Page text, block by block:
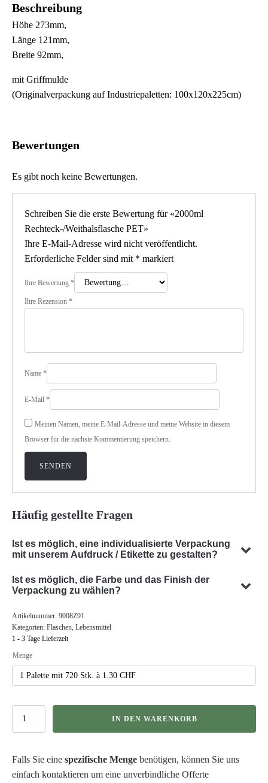
Beschreibung
Höhe 273mm,
Länge 121mm,
Breite 92mm,
mit Griffmulde
(Originalverpackung auf Industriepaletten: 100x120x225cm)
Bewertungen
Es gibt noch keine Bewertungen.
Schreiben Sie die erste Bewertung für «2000ml
Rechteck-/Weithalsflasche PET»
Ihre E-Mail-Adresse wird nicht veröffentlicht.
Erforderliche Felder sind mit * markiert
Ihre Bewertung *
Ihre Rezension *
Name *
E-Mail *
Meinen Namen, meine E-Mail-Adresse und meine Website in diesem
Browser für die nächste Kommentierung speichern.
Häufig gestellte Fragen
Ist es möglich, eine individualisierte Verpackung
mit unserem Aufdruck / Etikette zu gestalten?
Sujet gestalten. Unser Team ist darauf spezialisiert,
Ihren spezifischen Anforderungen entsprechen.
Ist es möglich, die Farbe und das Finish der
Verpackung zu wählen?
ist in vielen Fällen möglich. Unser Team beratet Sie gerne um
die optimale Farbe und Oberfläche für ihre
Produktverpackung zu finden.
Artikelnummer: 9008Z91
Kategorien: Flaschen, Lebensmittel
1 - 3 Tage Lieferzeit
Menge
2000ml
IN DEN WARENKORB
Falls Sie eine spezifische Menge benötigen, können Sie uns
einfach kontaktieren um eine unverbindliche Offerte